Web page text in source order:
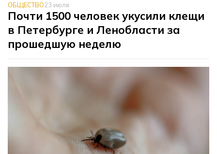
ОБЩЕСТВО23 июля
Почти 1500 человек укусили клещи
в Петербурге и Ленобласти за
прошедшую неделю